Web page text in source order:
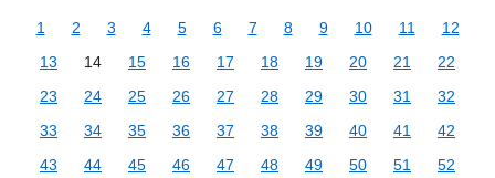
1 2 3 4 5 6 7 8 9 10 11
12
13
14 15 16 17 18 19 20 21
22
23
24 25 26 27 28 29 30 31
32
33
34 35 36 37 38 39 40 41
42
43
44 45 46 47 48 49 50 51
52